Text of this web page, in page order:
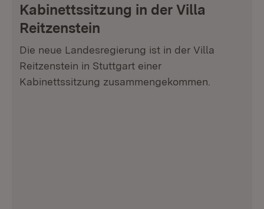
Kabinettssitzung in der Villa
Reitzenstein
Die neue Landesregierung ist in der Villa
Reitzenstein in Stuttgart einer
Kabinettssitzung zusammengekommen.